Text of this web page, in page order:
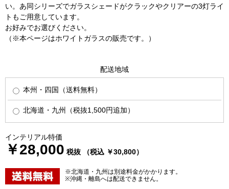
い。あ同シリーズでガラスシェードがクラックやクリアーの3灯ライ
トもご用意しています。
お好みでお選びください。
（※本ページはホワイトガラスの販売です。）
配送地域
本州・四国（送料無料）
北海道・九州（税抜1,500円追加）
インテリアル特価
￥28,000 税抜 （税込 ￥30,800）
※北海道・九州は別途料金がかかります。
※沖縄・離島へは配送できません。